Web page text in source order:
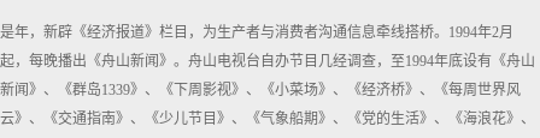
是年，新辟《经济报道》栏目，为生产者与消费者沟通信息牵线搭桥。1994年2月
起，每晚播出《舟山新闻》。舟山电视台自办节目几经调查，至1994年底设有《舟山
新闻》、《群岛1339》、《下周影视》、《小菜场》、《经济桥》、《每周世界风
云》、《交通指南》、《少儿节目》、《气象船期》、《党的生活》、《海浪花》、